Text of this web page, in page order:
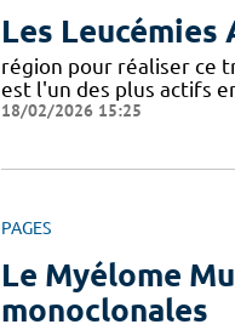
Les Leucémies
région pour réaliser ce
est l'un des plus actifs
18/02/2026 15:25
PAGES
Le Myélome
monoclonales